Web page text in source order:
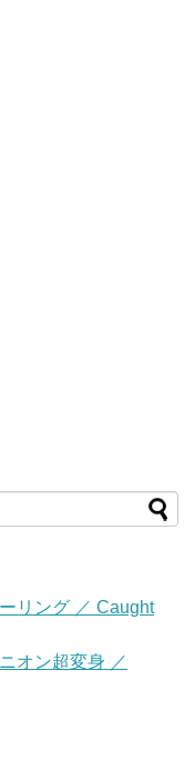
リング ／ Caught
オン超変身 ／